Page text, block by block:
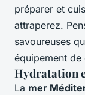
préparer et
attraperez.
savoureuses
équipement de
Hydratation
La mer